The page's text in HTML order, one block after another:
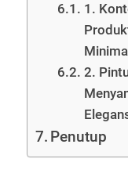
1.
2.
Penutup